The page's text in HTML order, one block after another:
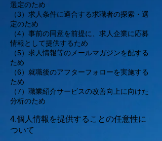
選定のため​
（3）求人条件に適合する求職者の探索・選
定のため​
（4）事前の同意を前提に、求人企業に応募
情報として提供するため​
（5）求人情報等のメールマガジンを配する
ため​
（6）就職後のアフターフォローを実施する
ため​
（7）職業紹介サービスの改善向上に向けた
分析のため​
4.個人情報を提供することの任意性に
ついて